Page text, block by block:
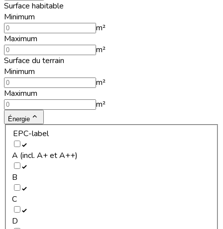
Surface habitable
Minimum
m²
Maximum
m²
Surface du terrain
Minimum
m²
Maximum
m²
Énergie
EPC-label
A (incl. A+ et A++)
B
C
D